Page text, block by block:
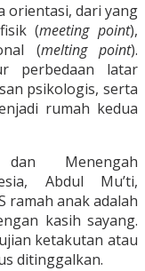
orientasi, dari yang
(meeting point),
(melting point).
perbedaan latar
psikologis, serta
rumah kedua
Menengah
Abdul Mu’ti,
ramah anak adalah
kasih sayang.
ketakutan atau
ditinggalkan.